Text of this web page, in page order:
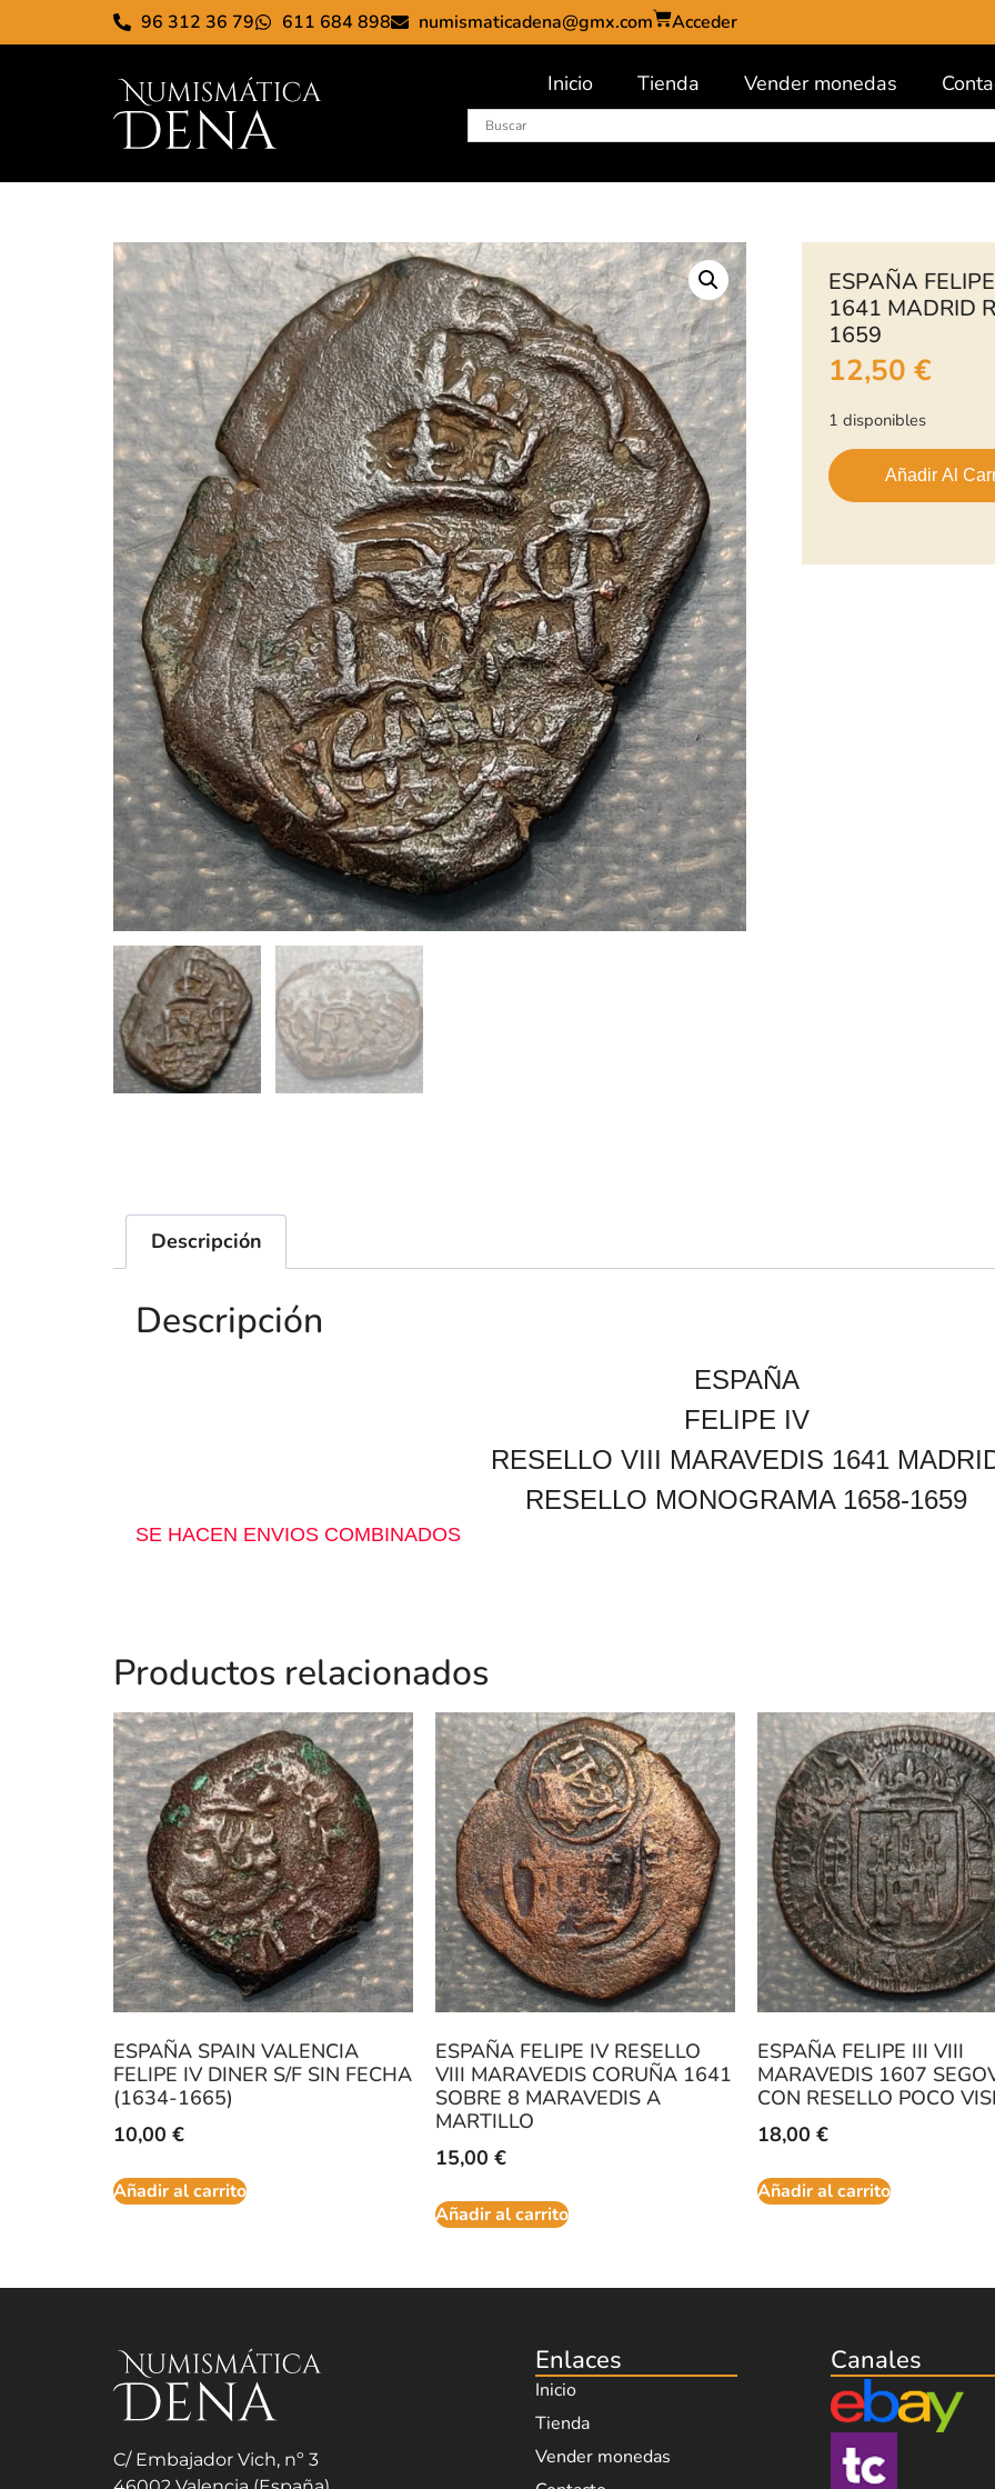
96 312 36 79 611 684 898 numismaticadena@gmx.com Acceder
Inicio Tienda Vender monedas
ESPAÑA
1641 MADRID
1659
12,50 €
1 disponibles
Añadir Al
Descripción
Descripción
ESPAÑA
FELIPE IV
RESELLO VIII MARAVEDIS 1641
RESELLO MONOGRAMA 1658-1659
SE HACEN ENVIOS COMBINADOS
Productos relacionados
ESPAÑA SPAIN VALENCIA
FELIPE IV DINER S/F SIN FECHA
(1634-1665)
10,00 €
Añadir al carrito
ESPAÑA FELIPE IV RESELLO
VIII MARAVEDIS CORUÑA 1641
SOBRE 8 MARAVEDIS A
MARTILLO
15,00 €
Añadir al carrito
ESPAÑA FELIPE III VIII
MARAVEDIS 1607
CON RESELLO POCO
18,00 €
Añadir al carrito
C/ Embajador Vich, nº 3
Enlaces
Inicio
Tienda
Vender monedas
Canales